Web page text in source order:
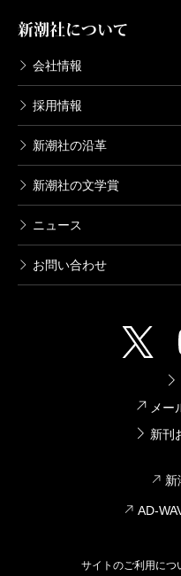
新潮社について
会社情報
採用情報
新潮社の沿革
新潮社の文学賞
ニュース
お問い合わせ
メー
新刊
新
AD-
サイトのご利用につ